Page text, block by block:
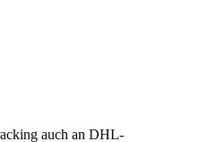
auch an DHL-